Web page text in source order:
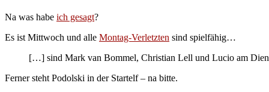
Na was habe ich gesagt?
Es ist Mittwoch und alle Montag-Verletzten sind spielfähig…
[…] sind Mark van Bommel, Christian Lell und Lucio am
Ferner steht Podolski in der Startelf – na bitte.